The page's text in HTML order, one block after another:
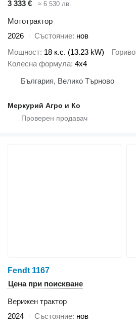
3 333 €
≈ 6 530 лв.
Мототрактор
2026
Състояние нов
Мощност 18 к.с. (13.23 kW) Гориво
Колесна формула 4x4
България, Велико Търново
Меркурий Агро и Ко
Fendt 1167
Цена при поискване
Верижен трактор
2024
Състояние нов